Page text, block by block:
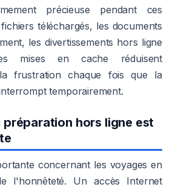
précieuse pendant ces
téléchargés, les documents
les divertissements hors ligne
mises en cache réduisent
frustration chaque fois que la
temporairement.
préparation hors ligne est
concernant les voyages en
l'honnêteté. Un accès Internet